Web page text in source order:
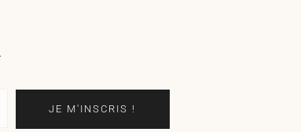
JE M'INSCRIS !